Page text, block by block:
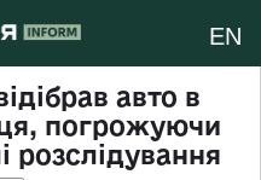
EN
авто в
погрожуючи
розслідування